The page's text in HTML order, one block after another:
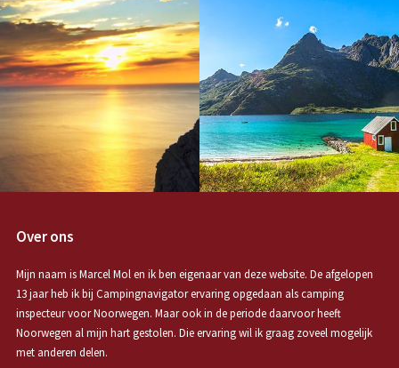
Over ons
Mijn naam is Marcel Mol en ik ben eigenaar van deze website. De afgelopen
13 jaar heb ik bij Campingnavigator ervaring opgedaan als camping
inspecteur voor Noorwegen. Maar ook in de periode daarvoor heeft
Noorwegen al mijn hart gestolen. Die ervaring wil ik graag zoveel mogelijk
met anderen delen.